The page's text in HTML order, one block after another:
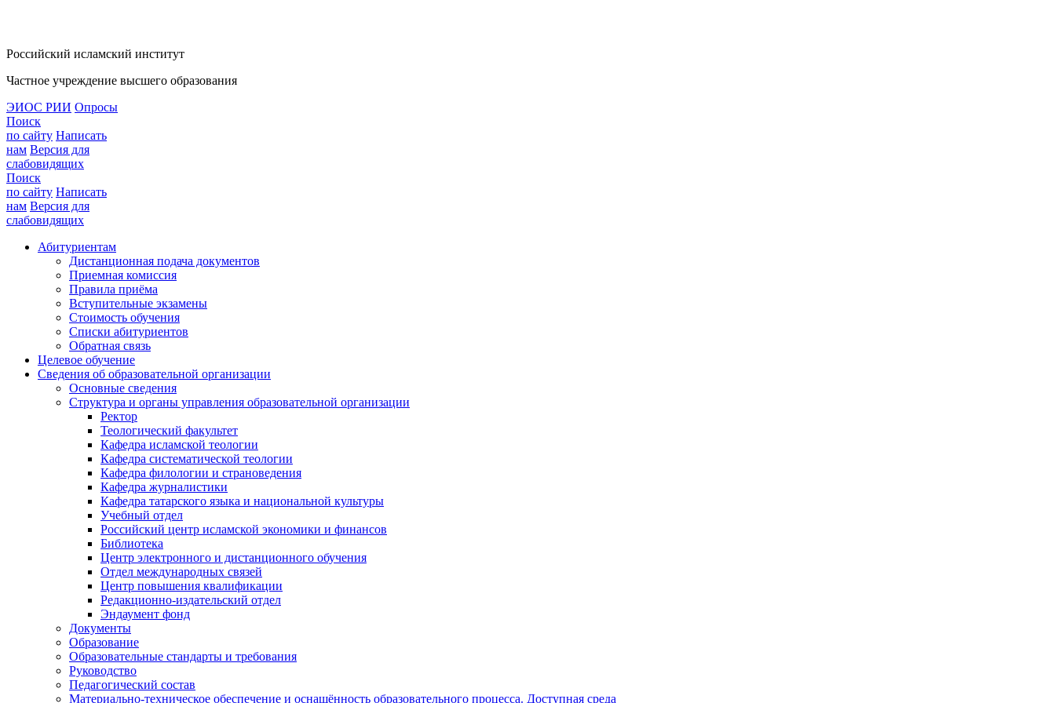
Российский исламский институт
Частное учреждение высшего образования
ЭИОС РИИ Опросы
Поиск
по сайту Написать
нам Версия для
слабовидящих
Поиск
по сайту Написать
нам Версия для
слабовидящих
Абитуриентам
Дистанционная подача документов
Приемная комиссия
Правила приёма
Вступительные экзамены
Стоимость обучения
Списки абитуриентов
Обратная связь
Целевое обучение
Сведения об образовательной организации
Основные сведения
Структура и органы управления образовательной организации
Ректор
Теологический факультет
Кафедра исламской теологии
Кафедра систематической теологии
Кафедра филологии и страноведения
Кафедра журналистики
Кафедра татарского языка и национальной культуры
Учебный отдел
Российский центр исламской экономики и финансов
Библиотека
Центр электронного и дистанционного обучения
Отдел международных связей
Центр повышения квалификации
Редакционно-издательский отдел
Эндаумент фонд
Документы
Образование
Образовательные стандарты и требования
Руководство
Педагогический состав
Материально-техническое обеспечение и оснащённость образовательного процесса. Доступная среда